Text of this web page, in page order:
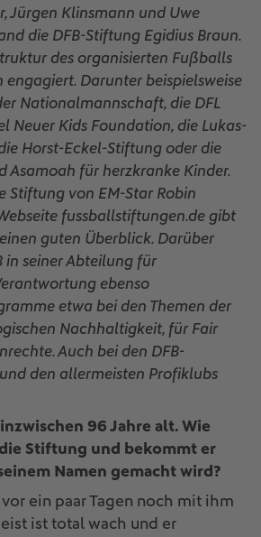
Jürgen Klinsmann und Uwe
die DFB-Stiftung Egidius Braun.
des organisierten Fußballs
Darunter beispielsweise
Nationalmannschaft, die DFL
Neuer Kids Foundation, die Lukas-
Horst-Eckel-Stiftung oder die
Asamoah für herzkranke Kinder.
Stiftung von EM-Star Robin
fussballstiftungen.de gibt
guten Überblick. Darüber
in seiner Abteilung für
ebenso
etwa bei den Themen der
Nachhaltigkeit, für Fair
Auch bei den DFB-
den allermeisten Profiklubs
96 Jahre alt. Wie
Stiftung und bekommt er
Namen gemacht wird?
vor ein paar Tagen noch mit ihm
ist total wach und er